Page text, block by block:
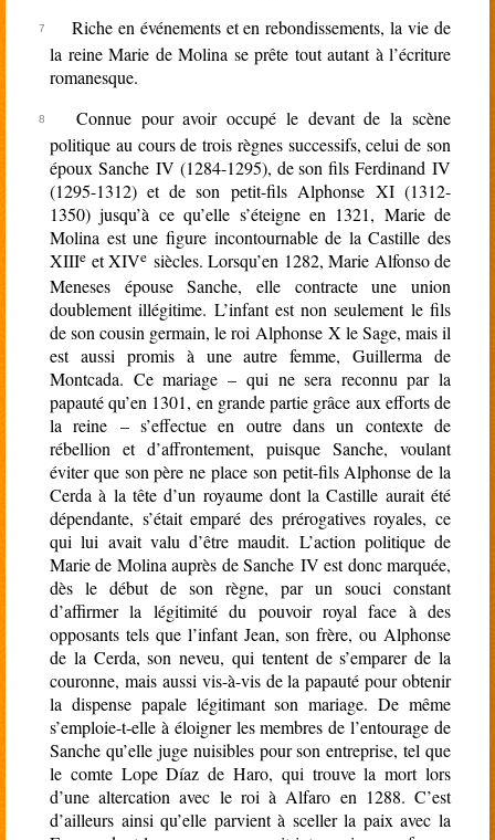
Riche en événements et en rebondissements, la vie de
la reine Marie de Molina se prête tout autant à l’écriture
romanesque.
Connue pour avoir occupé le devant de la scène
politique au cours de trois règnes successifs, celui de son
époux Sanche IV (1284-1295), de son fils Ferdinand IV
(1295-1312) et de son petit-fils Alphonse XI (1312-
1350) jusqu’à ce qu’elle s’éteigne en 1321, Marie de
Molina est une figure incontournable de la Castille des
XIIIe et XIVe siècles. Lorsqu’en 1282, Marie Alfonso de
Meneses épouse Sanche, elle contracte une union
doublement illégitime. L’infant est non seulement le fils
de son cousin germain, le roi Alphonse X le Sage, mais il
est aussi promis à une autre femme, Guillerma de
Montcada. Ce mariage – qui ne sera reconnu par la
papauté qu’en 1301, en grande partie grâce aux efforts de
la reine – s’effectue en outre dans un contexte de
rébellion et d’affrontement, puisque Sanche, voulant
éviter que son père ne place son petit-fils Alphonse de la
Cerda à la tête d’un royaume dont la Castille aurait été
dépendante, s’était emparé des prérogatives royales, ce
qui lui avait valu d’être maudit. L’action politique de
Marie de Molina auprès de Sanche IV est donc marquée,
dès le début de son règne, par un souci constant
d’affirmer la légitimité du pouvoir royal face à des
opposants tels que l’infant Jean, son frère, ou Alphonse
de la Cerda, son neveu, qui tentent de s’emparer de la
couronne, mais aussi vis-à-vis de la papauté pour obtenir
la dispense papale légitimant son mariage. De même
s’emploie-t-elle à éloigner les membres de l’entourage de
Sanche qu’elle juge nuisibles pour son entreprise, tel que
le comte Lope Díaz de Haro, qui trouve la mort lors
d’une altercation avec le roi à Alfaro en 1288. C’est
d’ailleurs ainsi qu’elle parvient à sceller la paix avec la